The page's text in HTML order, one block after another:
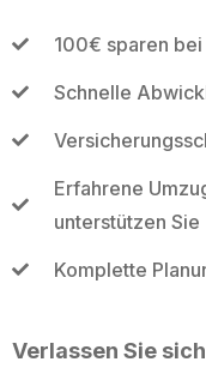
100€ sparen
Schnelle
Erfahrene
unterstützen Sie
Komplette
Verlassen Sie